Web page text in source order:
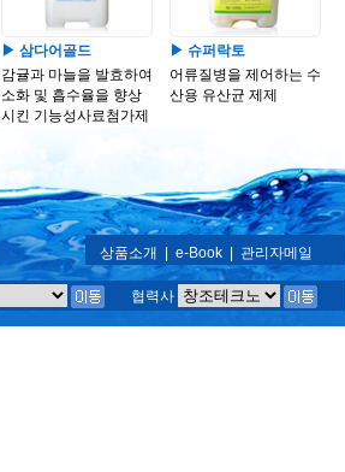
▶ 삼다어골드
감귤과 마늘을 발효하여
소화 및 흡수율을 향상
시킨 기능성사료첨가제
▶ 슈퍼락토
어류질병을 제어하는 수
산용 유산균 제제
협력사
상품소개 e-Book| 관리자메일